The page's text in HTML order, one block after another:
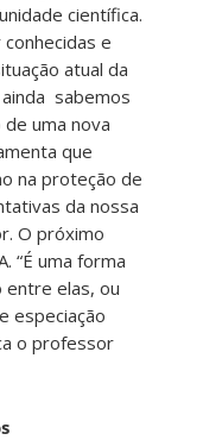
científica.
e
atual da
sabemos
uma nova
que
na proteção de
da nossa
O próximo
“É uma forma
elas, ou
especiação
o professor